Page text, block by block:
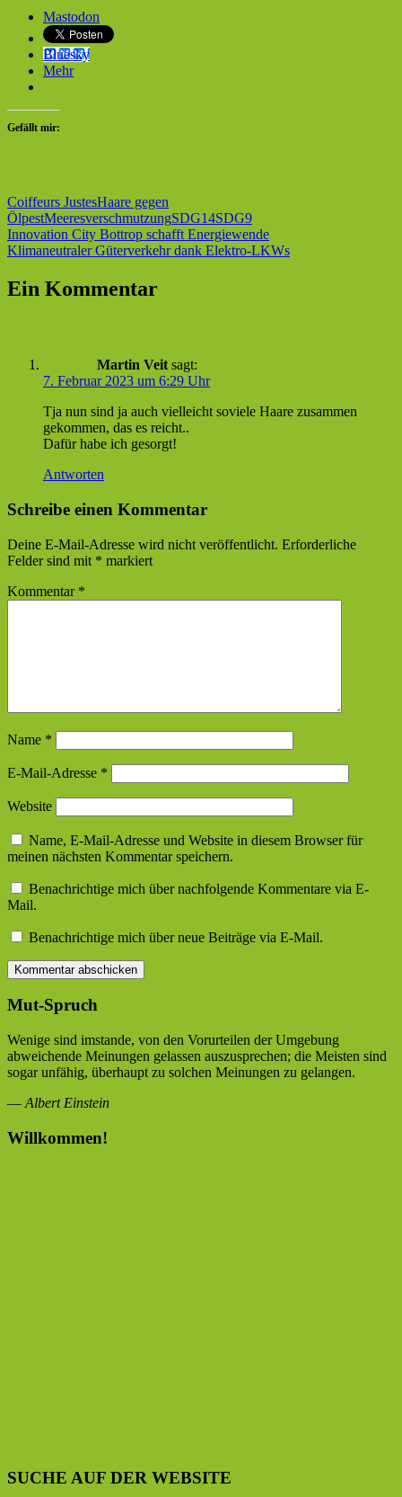
Mastodon
Bluesky
Mehr
Gefällt mir:
Coiffeurs JustesHaare gegen
ÖlpestMeeresverschmutzungSDG14SDG9
Beitragsnavigation
Vorheriger
Beitrag:
Innovation City Bottrop schafft Energiewende
Nächster
Klimaneutraler Güterverkehr dank Elektro-LKWs
Ein Kommentar
Martin Veit sagt:
7. Februar 2023 um 6:29 Uhr
Tja nun sind ja auch vielleicht soviele Haare zusammen
gekommen, das es reicht..
Dafür habe ich gesorgt!
Antworten
Schreibe einen Kommentar
Deine E-Mail-Adresse wird nicht veröffentlicht. Erforderliche
Felder sind mit * markiert
Kommentar *
Name *
E-Mail-Adresse *
Website
Name, E-Mail-Adresse und Website in diesem Browser für
meinen nächsten Kommentar speichern.
Benachrichtige mich über nachfolgende Kommentare via E-
Mail.
Benachrichtige mich über neue Beiträge via E-Mail.
Mut-Spruch
Wenige sind imstande, von den Vorurteilen der Umgebung
abweichende Meinungen gelassen auszusprechen; die Meisten sind
sogar unfähig, überhaupt zu solchen Meinungen zu gelangen.
— Albert Einstein
Willkommen!
SUCHE AUF DER WEBSITE